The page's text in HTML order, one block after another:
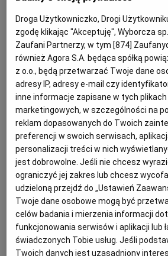
przeciwieństwie do maszyn czy
niematerialnych – jest relatywnie
Z tego względu egzekucja z
magazynowych bywa
choć w praktyce rodzi liczne
Charakter prawny towaru
postępowaniu
Towar handlowy i zapasy
traktowane jako ruchomości, a
egzekucji na zasadach
z ruchomości.Kluczowe
ustalenie, czy dany towar
własność dłużnika, czy też jest
Droga Użytkowniczko, Drogi
zgodę klikając "Akceptuję", Wyborcza
Zaufani Partnerzy, w tym [874]
również Agora S.A. będąca spółką
z o.o., będą przetwarzać Twoje dane
adresy IP, adresy e-mail czy
inne informacje zapisane w tych plikach
marketingowych, w szczególności na
reklam dopasowanych do Twoich
preferencji w swoich serwisach,
personalizacji treści w nich
jest dobrowolne. Jeśli nie chcesz
ograniczyć jej zakres lub chcesz
udzieloną przejdź do „Ustawień
Twoje dane osobowe mogą być
celów badania i mierzenia informacji
funkcjonowania serwisów i aplikacji lub
świadczonych Tobie usług. Jeśli
Twoich danych jest uzasadniony